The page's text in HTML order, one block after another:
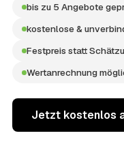
bis zu 5 Angebote
kostenlose &
Festpreis statt
Wertanrechnung
Jetzt kostenlos